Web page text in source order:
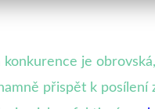
je
přispět k